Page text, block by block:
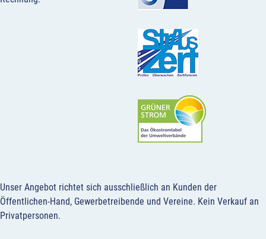
Unser Angebot richtet sich ausschließlich an Kunden der
Öffentlichen-Hand, Gewerbetreibende und Vereine. Kein Verkauf an
Privatpersonen.